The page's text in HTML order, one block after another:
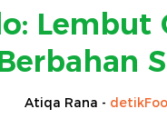
Lembut
Atiqa Rana -